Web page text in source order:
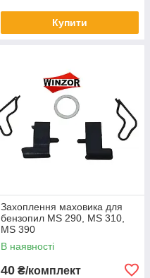
Купити
Захоплення маховика для
бензопил MS 290, MS 310,
MS 390
В наявності
40 ₴/комплект